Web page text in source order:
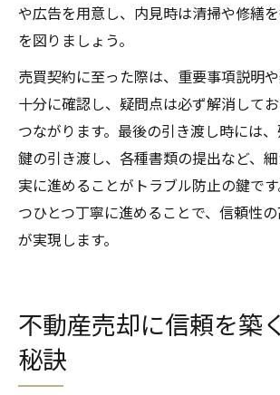
や広告を用意し、内見時は清掃や修繕
を図りましょう。
売買契約に至った際は、重要事項説明
十分に確認し、疑問点は必ず解消して
つながります。最後の引き渡し時には
鍵の引き渡し、各種書類の提出など、
実に進めることがトラブル防止の鍵で
つひとつ丁寧に進めることで、信頼性
が実現します。
不動産売却に信頼を築
秘訣